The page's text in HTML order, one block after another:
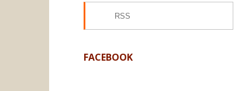
RSS
FACEBOOK